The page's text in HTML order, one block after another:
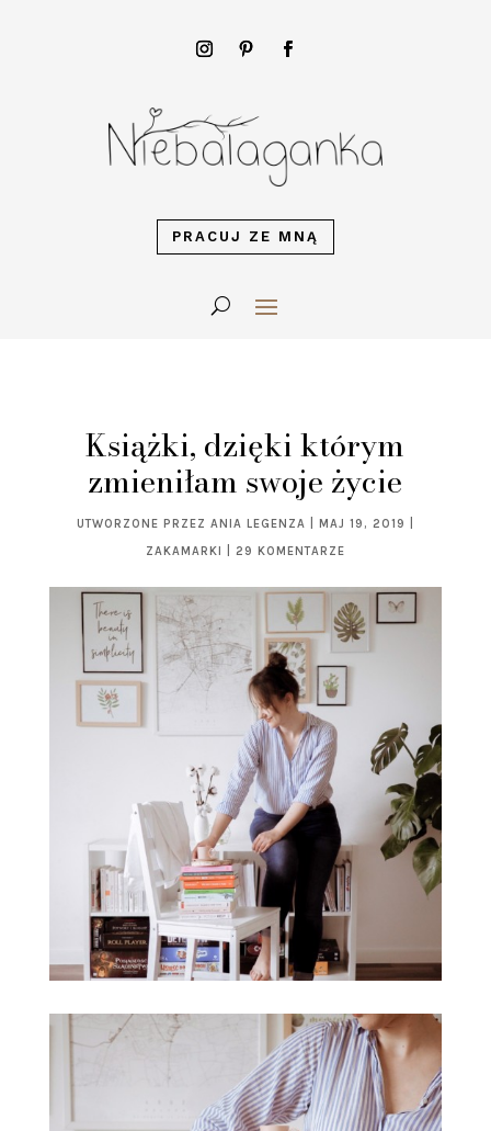
PRACUJ ZE MNĄ
Książki, dzięki którym
zmieniłam swoje życie
UTWORZONE PRZEZ ANIA LEGENZA MAJ 19, 2019
ZAKAMARKI
29 KOMENTARZE